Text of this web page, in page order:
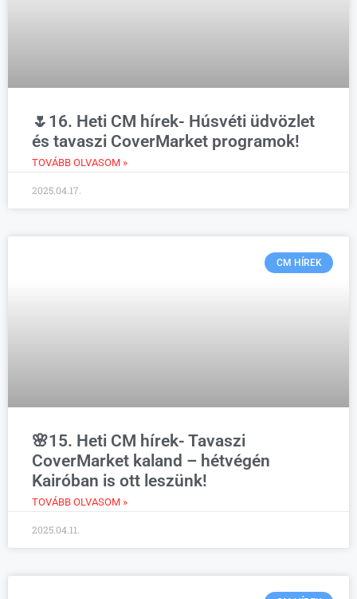
🌷16. Heti CM hírek- Húsvéti üdvözlet
és tavaszi CoverMarket programok!
TOVÁBB OLVASOM »
2025.04.17.
CM HÍREK
🌸15. Heti CM hírek- Tavaszi
CoverMarket kaland – hétvégén
Kairóban is ott leszünk!
TOVÁBB OLVASOM »
2025.04.11.